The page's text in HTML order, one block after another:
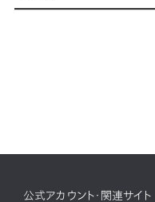
公式アカウント・関連サイト